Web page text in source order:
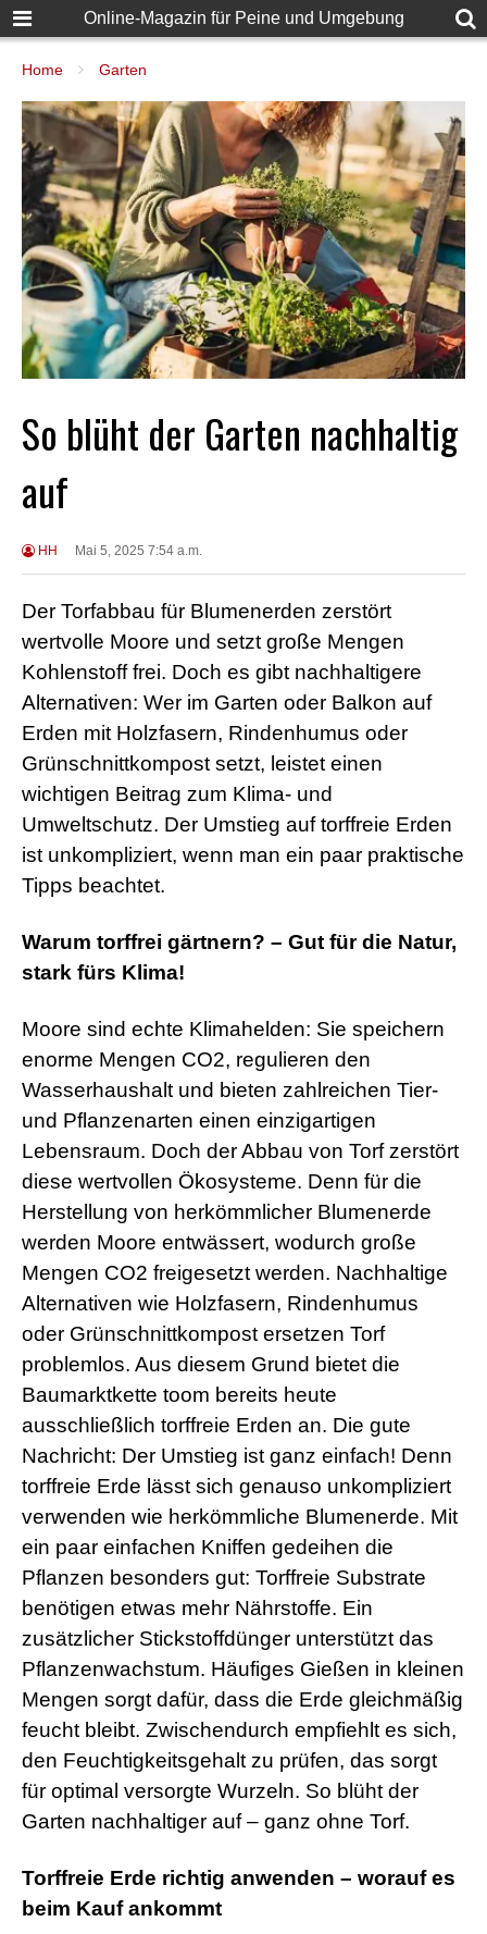
Online-Magazin für Peine und Umgebung
Home Garten
So blüht der Garten nachhaltig
auf
HH Mai 5, 2025 7:54 a.m.
Der Torfabbau für Blumenerden zerstört
wertvolle Moore und setzt große Mengen
Kohlenstoff frei. Doch es gibt nachhaltigere
Alternativen: Wer im Garten oder Balkon auf
Erden mit Holzfasern, Rindenhumus oder
Grünschnittkompost setzt, leistet einen
wichtigen Beitrag zum Klima- und
Umweltschutz. Der Umstieg auf torffreie Erden
ist unkompliziert, wenn man ein paar praktische
Tipps beachtet.
Warum torffrei gärtnern? – Gut für die Natur,
stark fürs Klima!
Moore sind echte Klimahelden: Sie speichern
enorme Mengen CO2, regulieren den
Wasserhaushalt und bieten zahlreichen Tier-
und Pflanzenarten einen einzigartigen
Lebensraum. Doch der Abbau von Torf zerstört
diese wertvollen Ökosysteme. Denn für die
Herstellung von herkömmlicher Blumenerde
werden Moore entwässert, wodurch große
Mengen CO2 freigesetzt werden. Nachhaltige
Alternativen wie Holzfasern, Rindenhumus
oder Grünschnittkompost ersetzen Torf
problemlos. Aus diesem Grund bietet die
Baumarktkette toom bereits heute
ausschließlich torffreie Erden an. Die gute
Nachricht: Der Umstieg ist ganz einfach! Denn
torffreie Erde lässt sich genauso unkompliziert
verwenden wie herkömmliche Blumenerde. Mit
ein paar einfachen Kniffen gedeihen die
Pflanzen besonders gut: Torffreie Substrate
benötigen etwas mehr Nährstoffe. Ein
zusätzlicher Stickstoffdünger unterstützt das
Pflanzenwachstum. Häufiges Gießen in kleinen
Mengen sorgt dafür, dass die Erde gleichmäßig
feucht bleibt. Zwischendurch empfiehlt es sich,
den Feuchtigkeitsgehalt zu prüfen, das sorgt
für optimal versorgte Wurzeln. So blüht der
Garten nachhaltiger auf – ganz ohne Torf.
Torffreie Erde richtig anwenden – worauf es
beim Kauf ankommt